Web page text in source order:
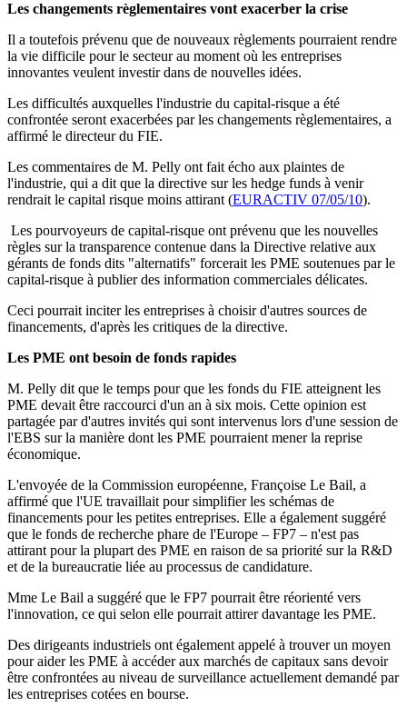
Les changements règlementaires vont exacerber la crise
Il a toutefois prévenu que de nouveaux règlements pourraient rendre
la vie difficile pour le secteur au moment où les entreprises
innovantes veulent investir dans de nouvelles idées.
Les difficultés auxquelles l'industrie du capital-risque a été
confrontée seront exacerbées par les changements règlementaires, a
affirmé le directeur du FIE.
Les commentaires de M. Pelly ont fait écho aux plaintes de
l'industrie, qui a dit que la directive sur les hedge funds à venir
rendrait le capital risque moins attirant (EURACTIV 07/05/10).
Les pourvoyeurs de capital-risque ont prévenu que les nouvelles
règles sur la transparence contenue dans la Directive relative aux
gérants de fonds dits "alternatifs" forcerait les PME soutenues par le
capital-risque à publier des information commerciales délicates.
Ceci pourrait inciter les entreprises à choisir d'autres sources de
financements, d'après les critiques de la directive.
Les PME ont besoin de fonds rapides
M. Pelly dit que le temps pour que les fonds du FIE atteignent les
PME devait être raccourci d'un an à six mois. Cette opinion est
partagée par d'autres invités qui sont intervenus lors d'une session de
l'EBS sur la manière dont les PME pourraient mener la reprise
économique.
L'envoyée de la Commission européenne, Françoise Le Bail, a
affirmé que l'UE travaillait pour simplifier les schémas de
financements pour les petites entreprises. Elle a également suggéré
que le fonds de recherche phare de l'Europe – FP7 – n'est pas
attirant pour la plupart des PME en raison de sa priorité sur la R&D
et de la bureaucratie liée au processus de candidature.
Mme Le Bail a suggéré que le FP7 pourrait être réorienté vers
l'innovation, ce qui selon elle pourrait attirer davantage les PME.
Des dirigeants industriels ont également appelé à trouver un moyen
pour aider les PME à accéder aux marchés de capitaux sans devoir
être confrontées au niveau de surveillance actuellement demandé par
les entreprises cotées en bourse.